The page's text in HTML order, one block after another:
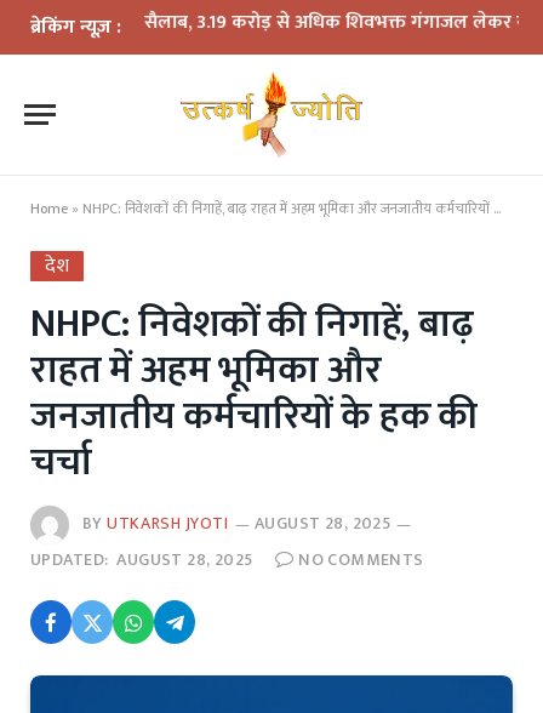
ब्रेकिंग न्यूज़ :
कांवड़ का सैलाब, 3.19 करोड़ से अधिक शिवभक्त गंगाजल लेकर रवाना
Home » NHPC: निवेशकों की निगाहें, बाढ़ राहत में अहम भूमिका और जनजातीय कर्मचारियों के हक की चर्चा
देश
NHPC: निवेशकों की निगाहें, बाढ़
राहत में अहम भूमिका और
जनजातीय कर्मचारियों के हक की
चर्चा
BYUTKARSH JYOTI
AUGUST 28, 2025
UPDATED: AUGUST 28, 2025 NO COMMENTS